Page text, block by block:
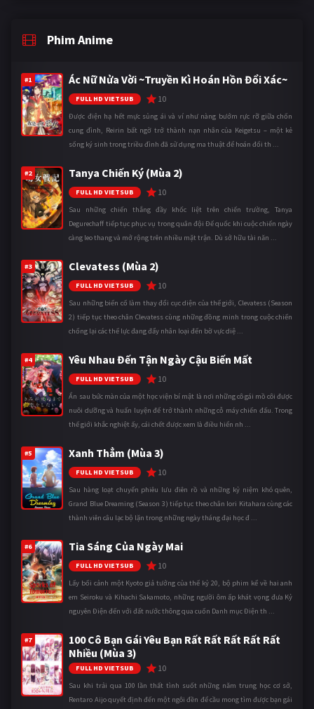
Phim Anime
#1 Ác Nữ Nửa Vời ~Truyền Kì Hoán Hồn Đổi Xác~
FULL HD VIETSUB 10
Được điện hạ hết mực sủng ái và ví như nàng bướm rực rỡ giữa chốn
cung đình, Reirin bất ngờ trở thành nạn nhân của Keigetsu – một kẻ
sống ký sinh trong triều đình đã sử dụng ma thuật để hoán đổi th ...
#2 Tanya Chiến Ký (Mùa 2)
FULL HD VIETSUB 10
Sau những chiến thắng đầy khốc liệt trên chiến trường, Tanya
Degurechaff tiếp tục phục vụ trong quân đội Đế quốc khi cuộc chiến ngày
càng leo thang và mở rộng trên nhiều mặt trận. Dù sở hữu tài năn ...
#3 Clevatess (Mùa 2)
FULL HD VIETSUB 10
Sau những biến cố làm thay đổi cục diện của thế giới, Clevatess (Season
2) tiếp tục theo chân Clevatess cùng những đồng minh trong cuộc chiến
chống lại các thế lực đang đẩy nhân loại đến bờ vực diệ ...
#4 Yêu Nhau Đến Tận Ngày Cậu Biến Mất
FULL HD VIETSUB 10
Ẩn sau bức màn của một học viện bí mật là nơi những cô gái mồ côi được
nuôi dưỡng và huấn luyện để trở thành những cỗ máy chiến đấu. Trong
thế giới khắc nghiệt ấy, cái chết được xem là điều hiển nh ...
#5 Xanh Thẳm (Mùa 3)
FULL HD VIETSUB 10
Sau hàng loạt chuyến phiêu lưu điên rồ và những kỷ niệm khó quên,
Grand Blue Dreaming (Season 3) tiếp tục theo chân Iori Kitahara cùng các
thành viên câu lạc bộ lặn trong những ngày tháng đại học đ ...
#6 Tia Sáng Của Ngày Mai
FULL HD VIETSUB 10
Lấy bối cảnh một Kyoto giả tưởng của thế kỷ 20, bộ phim kể về hai anh
em Seiroku và Kihachi Sakamoto, những người ôm ấp khát vọng đưa Kỷ
nguyên Điện đến với đất nước thông qua cuốn Danh mục Điện th ...
#7
100 Cô Bạn Gái Yêu Bạn Rất Rất Rất Rất Rất
Nhiều (Mùa 3)
FULL HD VIETSUB 10
Sau khi trải qua 100 lần thất tình suốt những năm trung học cơ sở,
Rentaro Aijo quyết định đến một ngôi đền để cầu mong tìm được bạn gái